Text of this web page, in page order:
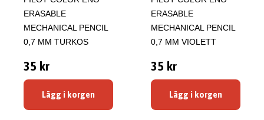
ERASABLE
MECHANICAL PENCIL
0,7 MM TURKOS
35 kr
Lägg i korgen
ERASABLE
MECHANICAL PENCIL
0,7 MM VIOLETT
35 kr
Lägg i korgen